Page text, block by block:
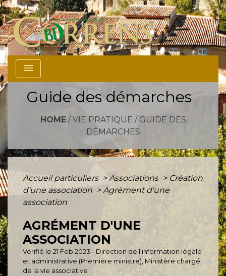
menu
Guide des démarches
HOME/ VIE PRATIQUE / GUIDE DES
DÉMARCHES
Accueil particuliers > Associations > Création
d'une association > Agrément d'une
association
AGRÉMENT D'UNE
ASSOCIATION
Vérifié le 21 Feb 2023 - Direction de l'information légale
et administrative (Première ministre), Ministère chargé
de la vie associative